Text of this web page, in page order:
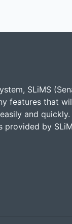
SLiMS
features that
and quickly.
provided by